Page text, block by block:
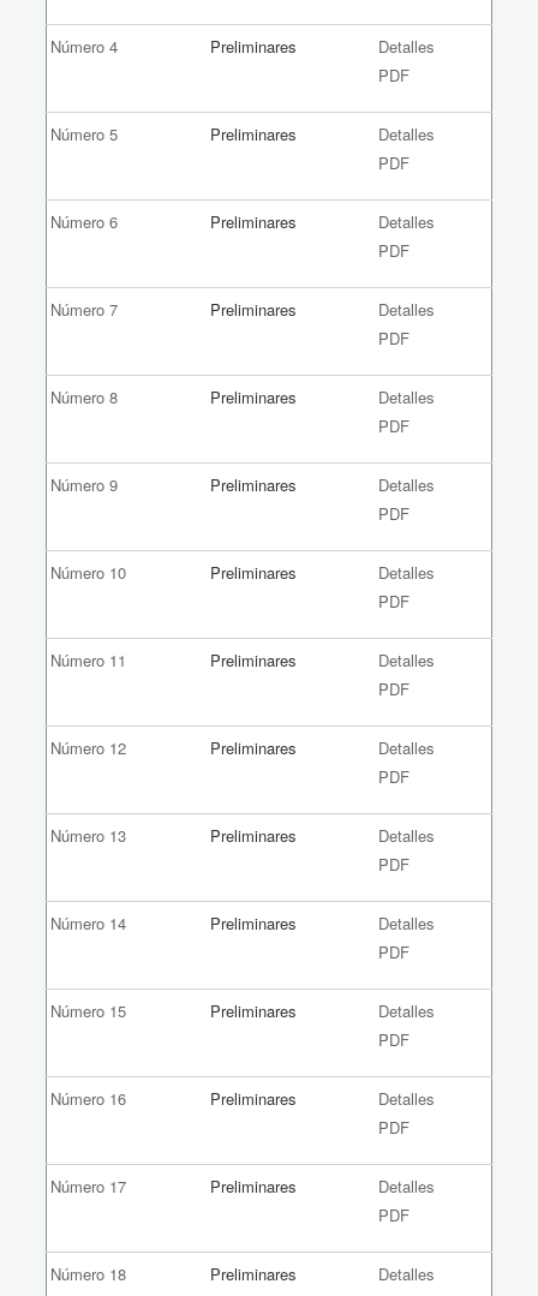
Número 4 Preliminares
Detalles
PDF
Número 5 Preliminares
Detalles
PDF
Número 6 Preliminares
Detalles
PDF
Número 7 Preliminares
Detalles
PDF
Número 8 Preliminares
Detalles
PDF
Número 9 Preliminares
Detalles
PDF
Número 10 Preliminares
Detalles
PDF
Número 11 Preliminares
Detalles
PDF
Número 12 Preliminares
Detalles
PDF
Número 13 Preliminares
Detalles
PDF
Número 14 Preliminares
Detalles
PDF
Número 15 Preliminares
Detalles
PDF
Número 16 Preliminares
Detalles
PDF
Número 17 Preliminares
Detalles
PDF
Número 18 Preliminares
Detalles